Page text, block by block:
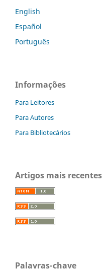
English
Español
Português
Informações
Para Leitores
Para Autores
Para Bibliotecários
Artigos mais recentes
Palavras-chave